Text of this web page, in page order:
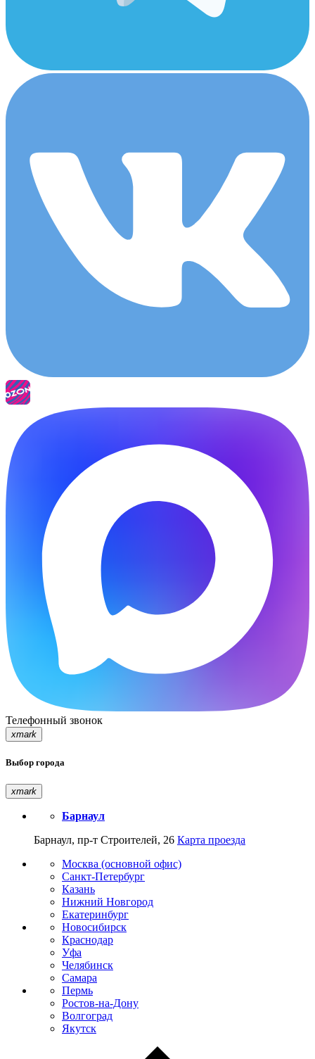
Телефонный звонок
xmark
Выбор города
xmark
Барнаул
Барнаул, пр-т Строителей, 26 Карта проезда
Москва (основной офис)
Санкт-Петербург
Казань
Нижний Новгород
Екатеринбург
Новосибирск
Краснодар
Уфа
Челябинск
Самара
Пермь
Ростов-на-Дону
Волгоград
Якутск